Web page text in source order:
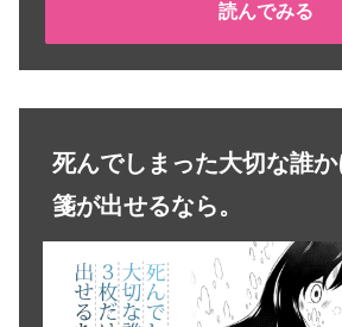
読んでみる
死んでしまった大切な誰
箋が出せるなら。